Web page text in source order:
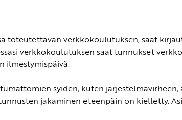
toteutettavan verkkokoulutuksen, saat
verkkokoulutuksen saat tunnukset
ilmestymispäivä.
syiden, kuten
jakaminen eteenpäin on kielletty.